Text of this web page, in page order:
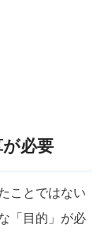
必要
ことではない
「目的」が必